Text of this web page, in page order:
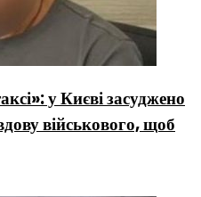
у Києві засуджено
військового, щоб